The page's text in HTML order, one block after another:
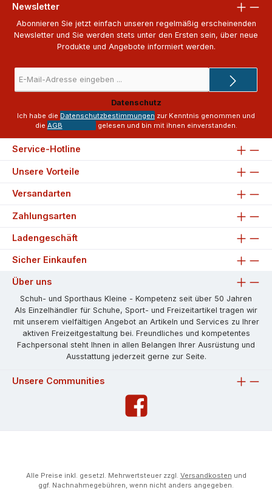
Newsletter
Abonnieren Sie jetzt einfach unseren regelmäßig erscheinenden
Newsletter und Sie werden stets unter den Ersten sein, über neue
Produkte und Angebote informiert werden.
Mail-
Adresse
*
Datenschutz
Ich habe die Datenschutzbestimmungen zur Kenntnis genommen und
die AGB gelesen und bin mit ihnen einverstanden.
Service-Hotline
Unsere Vorteile
Versandarten
Zahlungsarten
Ladengeschäft
Sicher Einkaufen
Über uns
Schuh- und Sporthaus Kleine - Kompetenz seit über 50 Jahren
Als Einzelhändler für Schuhe, Sport- und Freizeitartikel tragen wir
mit unserem vielfältigen Angebot an Artikeln und Services zu Ihrer
aktiven Freizeitgestaltung bei. Freundliches und kompetentes
Fachpersonal steht Ihnen in allen Belangen Ihrer Ausrüstung und
Ausstattung jederzeit gerne zur Seite.
Unsere Communities
Alle Preise inkl. gesetzl. Mehrwertsteuer zzgl. Versandkosten und
ggf. Nachnahmegebühren, wenn nicht anders angegeben.